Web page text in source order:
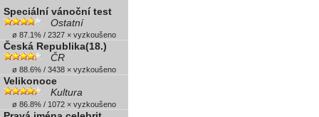
Speciální vánoční test
Ostatní
ø 87.1% / 2327 × vyzkoušeno
Česká Republika(18.)
ČR
ø 88.6% / 3438 × vyzkoušeno
Velikonoce
Kultura
ø 86.8% / 1072 × vyzkoušeno